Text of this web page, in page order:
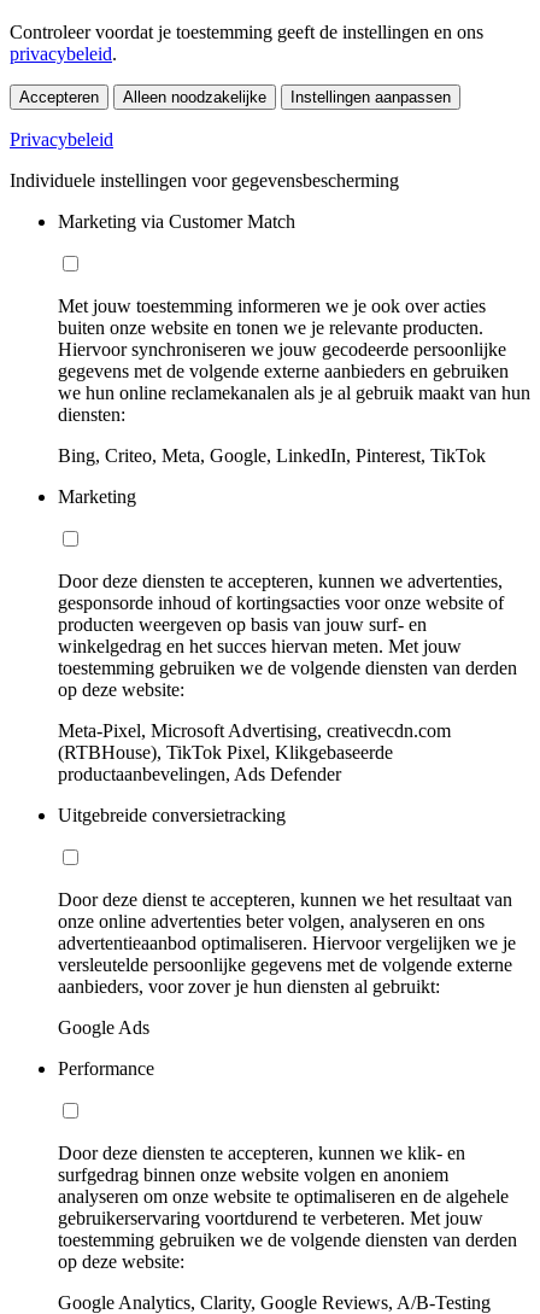
Controleer voordat je toestemming geeft de instellingen en ons
privacybeleid.
Accepteren Alleen noodzakelijke Instellingen aanpassen
Privacybeleid
Individuele instellingen voor gegevensbescherming
Marketing via Customer Match
Met jouw toestemming informeren we je ook over acties
buiten onze website en tonen we je relevante producten.
Hiervoor synchroniseren we jouw gecodeerde persoonlijke
gegevens met de volgende externe aanbieders en gebruiken
we hun online reclamekanalen als je al gebruik maakt van hun
diensten:
Bing, Criteo, Meta, Google, LinkedIn, Pinterest, TikTok
Marketing
Door deze diensten te accepteren, kunnen we advertenties,
gesponsorde inhoud of kortingsacties voor onze website of
producten weergeven op basis van jouw surf- en
winkelgedrag en het succes hiervan meten. Met jouw
toestemming gebruiken we de volgende diensten van derden
op deze website:
Meta-Pixel, Microsoft Advertising, creativecdn.com
(RTBHouse), TikTok Pixel, Klikgebaseerde
productaanbevelingen, Ads Defender
Uitgebreide conversietracking
Door deze dienst te accepteren, kunnen we het resultaat van
onze online advertenties beter volgen, analyseren en ons
advertentieaanbod optimaliseren. Hiervoor vergelijken we je
versleutelde persoonlijke gegevens met de volgende externe
aanbieders, voor zover je hun diensten al gebruikt:
Google Ads
Performance
Door deze diensten te accepteren, kunnen we klik- en
surfgedrag binnen onze website volgen en anoniem
analyseren om onze website te optimaliseren en de algehele
gebruikerservaring voortdurend te verbeteren. Met jouw
toestemming gebruiken we de volgende diensten van derden
op deze website:
Google Analytics, Clarity, Google Reviews, A/B-Testing